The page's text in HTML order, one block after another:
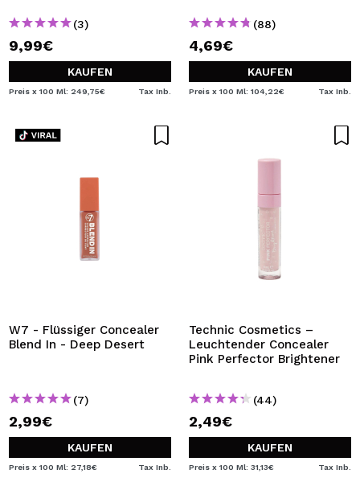
BENUTZERKONTO ERSTELLEN
(3)
9,99€
KAUFEN
Preis x 100 Ml: 249,75€ Tax Inb.
(88)
4,69€
KAUFEN
Preis x 100 Ml: 104,22€ Tax Inb.
W7 - Flüssiger Concealer
Blend In - Deep Desert
(7)
2,99€
KAUFEN
Preis x 100 Ml: 27,18€ Tax Inb.
Technic Cosmetics –
Leuchtender Concealer
Pink Perfector Brightener
(44)
2,49€
KAUFEN
Preis x 100 Ml: 31,13€ Tax Inb.